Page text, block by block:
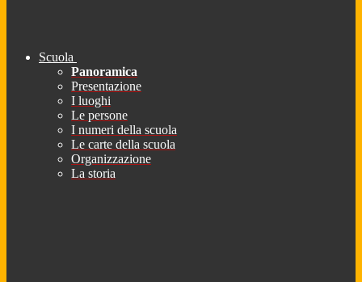
Scuola
Panoramica
Presentazione
I luoghi
Le persone
I numeri della scuola
Le carte della scuola
Organizzazione
La storia